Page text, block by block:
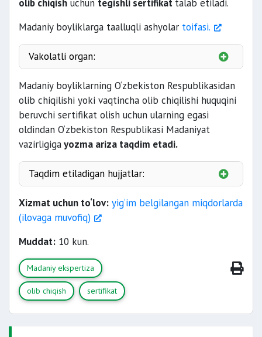
olib chiqish uchun tegishli sertifikat talab etiladi.
Madaniy boyliklarga taalluqli ashyolar toifasi.
Vakolatli organ:
Madaniy boyliklarning O‘zbekiston Respublikasidan
olib chiqilishi yoki vaqtincha olib chiqilishi huquqini
beruvchi sertifikat olish uchun ularning egasi
oldindan O‘zbekiston Respublikasi Madaniyat
vazirligigayozma ariza taqdim etadi.
Taqdim etiladigan hujjatlar:
Xizmat uchun to‘lov: yig‘im belgilangan miqdorlarda
(ilovaga muvofiq)
Muddat: 10 kun.
Madaniy ekspertiza
olib chiqish sertifikat